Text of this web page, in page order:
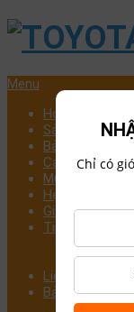
Menu
Home
Sản Phẩm
Bảng Giá Xe
Các Dòng Xe
Mua Xe Trả Góp
Hẹn Lịch Sửa
Giới Thiệu
Tin Tức
Chăm
Đánh giá
Liên Hệ
Bảng giá xe
Chỉ có